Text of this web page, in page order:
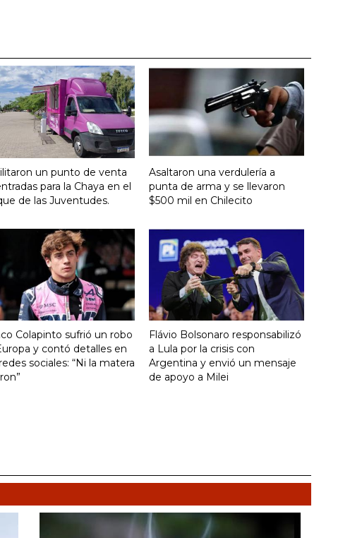
un punto de venta
para la Chaya en el
de las Juventudes.
Asaltaron una verdulería a
punta de arma y se llevaron
$500 mil en Chilecito
Colapinto sufrió un robo
y contó detalles en
sociales: “Ni la matera
Flávio Bolsonaro responsabilizó
a Lula por la crisis con
Argentina y envió un mensaje
de apoyo a Milei